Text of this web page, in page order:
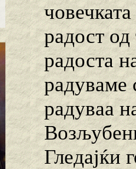
радост
радоста
радуваме
радуваа
Гледајќи